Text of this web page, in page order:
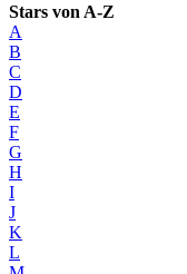
Stars von A-Z
A
B
C
D
E
F
G
H
I
J
K
L